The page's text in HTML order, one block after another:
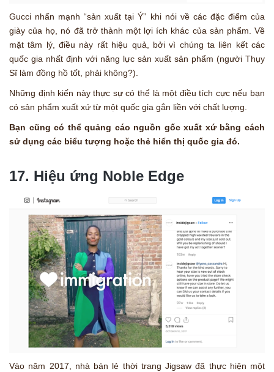
Gucci nhấn mạnh “sản xuất tại Ý” khi nói về các đặc điểm của
giày của họ, nó đã trở thành một lợi ích khác của sản phẩm. Về
mặt tâm lý, điều này rất hiệu quả, bởi vì chúng ta liên kết các
quốc gia nhất định với năng lực sản xuất sản phẩm (người Thụy
Sĩ làm đồng hồ tốt, phải không?).
Những định kiến này thực sự có thể là một điều tích cực nếu bạn
có sản phẩm xuất xứ từ một quốc gia gắn liền với chất lượng.
Bạn cũng có thể quảng cáo nguồn gốc xuất xứ bằng cách
sử dụng các biểu tượng hoặc thẻ hiển thị quốc gia đó.
17. Hiệu ứng Noble Edge
Vào năm 2017, nhà bán lẻ thời trang Jigsaw đã thực hiện một